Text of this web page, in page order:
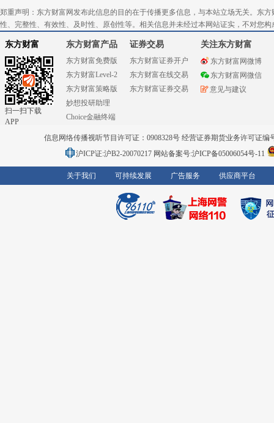
郑重声明：东方财富网发布此信息的目的在于传播更多信息，与本站立场无关。东
性、完整性、有效性、及时性、原创性等。相关信息并未经过本网站证实，不对您
东方财富
扫一扫下载
APP
东方财富产品
东方财富免费版
东方财富Level-2
东方财富策略版
妙想投研助理
Choice金融终端
证券交易
东方财富证券开户
东方财富在线交易
东方财富证券交易
关注东方财富
东方财富网微博
东方财富网微信
意见与建议
信息网络传播视听节目许可证：0908328号 经营证券期货业务许可证编
沪ICP证:沪B2-20070217 网站备案号:沪ICP备05006054号-11
关于我们 可持续发展 广告服务 供应商平台